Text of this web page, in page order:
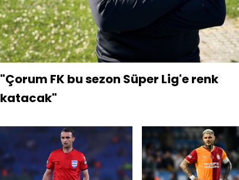
"Çorum FK bu sezon Süper Lig'e renk
katacak"